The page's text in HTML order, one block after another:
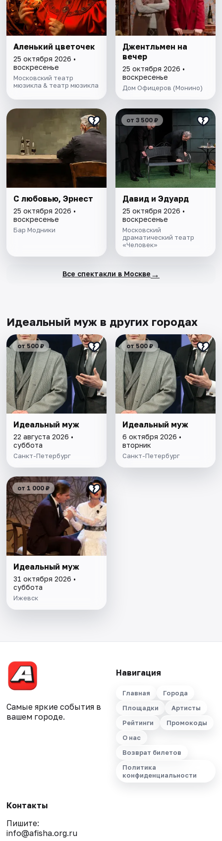
Аленький цветочек
25 октября 2026 •
воскресенье
Московский театр
мюзикла & театр мюзикла
Джентльмен на
вечер
25 октября 2026 •
воскресенье
Дом Офицеров (Монино)
С любовью, Эрнест
25 октября 2026 •
воскресенье
Бар Модники
от 3 500 ₽
Давид и Эдуард
25 октября 2026 •
воскресенье
Московский
драматический театр
«Человек»
Все спектакли в Москве →
Идеальный муж в других городах
от 500 ₽
Идеальный муж
22 августа 2026 •
суббота
Санкт-Петербург
от 500 ₽
Идеальный муж
6 октября 2026 •
вторник
Санкт-Петербург
от 1 000 ₽
Идеальный муж
31 октября 2026 •
суббота
Ижевск
Самые яркие события в
вашем городе.
Навигация
Главная
Города
Площадки
Артисты
Рейтинги
Промокоды
О нас
Возврат билетов
Политика
конфиденциальности
Контакты
Пишите:
info@afisha.org.ru